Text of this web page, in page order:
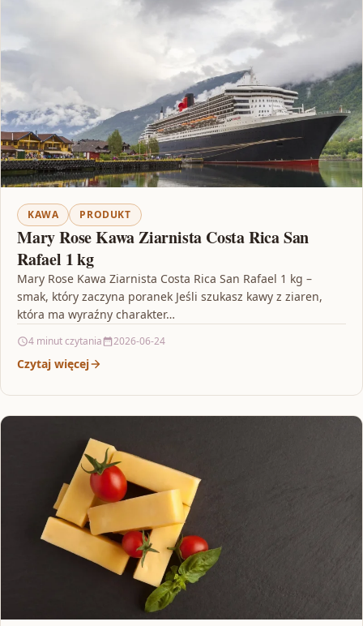
KAWA PRODUKT
Mary Rose Kawa Ziarnista Costa Rica San
Rafael 1 kg
Mary Rose Kawa Ziarnista Costa Rica San Rafael 1 kg –
smak, który zaczyna poranek Jeśli szukasz kawy z ziaren,
która ma wyraźny charakter…
4 minut czytania 2026-06-24
Czytaj więcej